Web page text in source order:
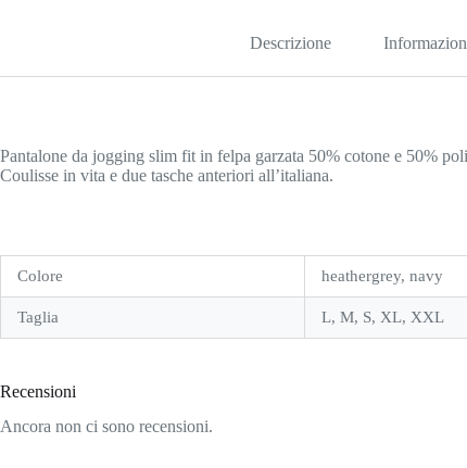
Descrizione
Pantalone da jogging slim fit in felpa garzata 50% cotone e 50%
Coulisse in vita e due tasche anteriori all’italiana.
Colore heathergrey, navy
Taglia L, M, S, XL, XXL
Recensioni
Ancora non ci sono recensioni.